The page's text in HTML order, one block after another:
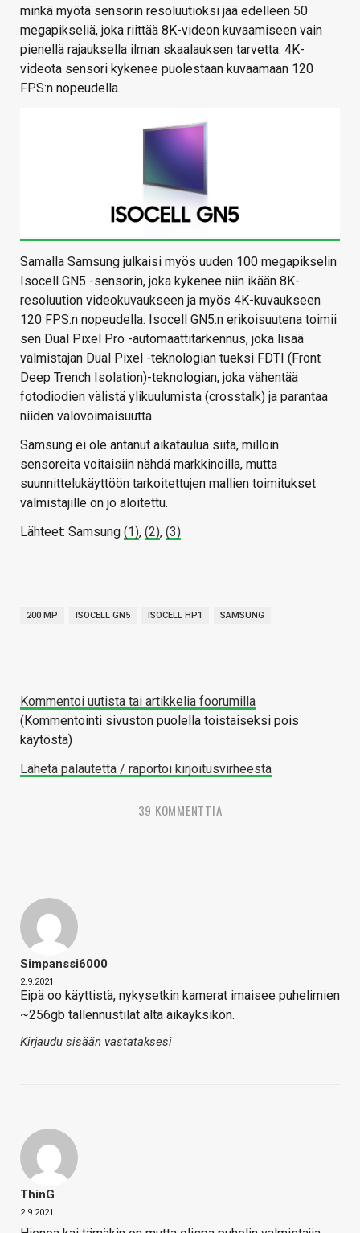
minkä myötä sensorin resoluutioksi jää edelleen 50
megapikseliä, joka riittää 8K-videon kuvaamiseen vain
pienellä rajauksella ilman skaalauksen tarvetta. 4K-
videota sensori kykenee puolestaan kuvaamaan 120
FPS:n nopeudella.
Samalla Samsung julkaisi myös uuden 100 megapikselin
Isocell GN5 -sensorin, joka kykenee niin ikään 8K-
resoluution videokuvaukseen ja myös 4K-kuvaukseen
120 FPS:n nopeudella. Isocell GN5:n erikoisuutena toimii
sen Dual Pixel Pro -automaattitarkennus, joka lisää
valmistajan Dual Pixel -teknologian tueksi FDTI (Front
Deep Trench Isolation)-teknologian, joka vähentää
fotodiodien välistä ylikuulumista (crosstalk) ja parantaa
niiden valovoimaisuutta.
Samsung ei ole antanut aikataulua siitä, milloin
sensoreita voitaisiin nähdä markkinoilla, mutta
suunnittelukäyttöön tarkoitettujen mallien toimitukset
valmistajille on jo aloitettu.
Lähteet: Samsung (1), (2), (3)
200 MP ISOCELL GN5 ISOCELL HP1 SAMSUNG
Kommentoi uutista tai artikkelia foorumilla
(Kommentointi sivuston puolella toistaiseksi pois
käytöstä)
Lähetä palautetta / raportoi kirjoitusvirheestä
39 KOMMENTTIA
Simpanssi6000
2.9.2021
Eipä oo käyttistä, nykysetkin kamerat imaisee puhelimien
~256gb tallennustilat alta aikayksikön.
Kirjaudu sisään vastataksesi
ThinG
2.9.2021